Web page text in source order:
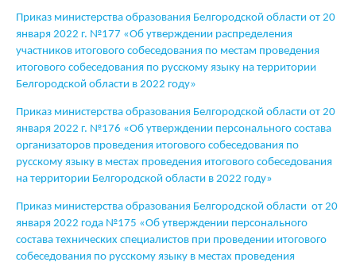
Приказ министерства образования Белгородской области от 20
января 2022 г. №177 «Об утверждении распределения
участников итогового собеседования по местам проведения
итогового собеседования по русскому языку на территории
Белгородской области в 2022 году»
Приказ министерства образования Белгородской области от 20
января 2022 г. №176 «Об утверждении персонального состава
организаторов проведения итогового собеседования по
русскому языку в местах проведения итогового собеседования
на территории Белгородской области в 2022 году»
Приказ министерства образования Белгородской области от 20
января 2022 года №175 «Об утверждении персонального
состава технических специалистов при проведении итогового
собеседования по русскому языку в местах проведения